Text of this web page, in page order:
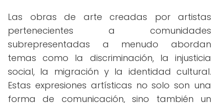
Las obras de arte creadas por artistas
pertenecientes a comunidades
subrepresentadas a menudo abordan
temas como la discriminación, la injusticia
social, la migración y la identidad cultural.
Estas expresiones artísticas no solo son una
forma de comunicación, sino también un